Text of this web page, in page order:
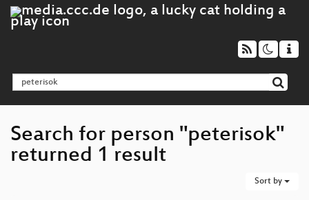
Search for person "peterisok"
returned 1 result
Sort by